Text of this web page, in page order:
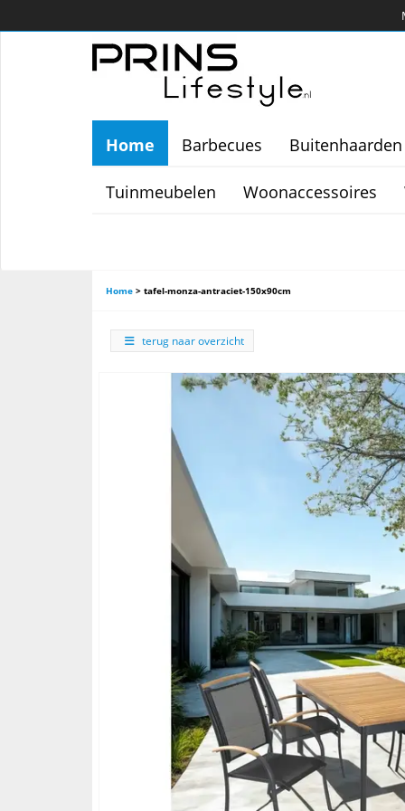
Home Barbecues Buitenhaarden
Tuinmeubelen Woonaccessoires
Home > tafel-monza-antraciet-150x90cm
terug naar overzicht